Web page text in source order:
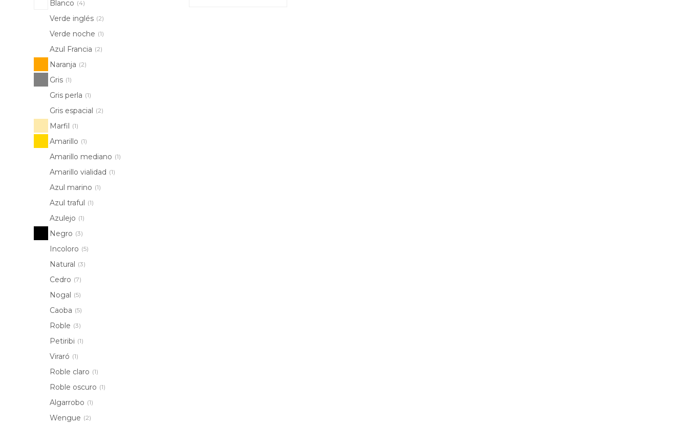
Blanco (4)
Verde inglés (2)
Verde noche (1)
Azul Francia (2)
Naranja (2)
Gris (1)
Gris perla (1)
Gris espacial (2)
Marfil (1)
Amarillo (1)
Amarillo mediano (1)
Amarillo vialidad (1)
Azul marino (1)
Azul traful (1)
Azulejo (1)
Negro (3)
Incoloro (5)
Natural (3)
Cedro (7)
Nogal (5)
Caoba (5)
Roble (3)
Petiribi (1)
Viraró (1)
Roble claro (1)
Roble oscuro (1)
Algarrobo (1)
Wengue (2)